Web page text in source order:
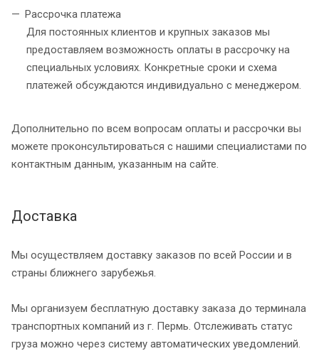
Рассрочка платежа
Для постоянных клиентов и крупных заказов мы
предоставляем возможность оплаты в рассрочку на
специальных условиях. Конкретные сроки и схема
платежей обсуждаются индивидуально с менеджером.
Дополнительно по всем вопросам оплаты и рассрочки вы
можете проконсультироваться с нашими специалистами по
контактным данным, указанным на сайте.
Доставка
Мы осуществляем доставку заказов по всей России и в
страны ближнего зарубежья.
Мы организуем бесплатную доставку заказа до терминала
транспортных компаний из г. Пермь. Отслеживать статус
груза можно через систему автоматических уведомлений.